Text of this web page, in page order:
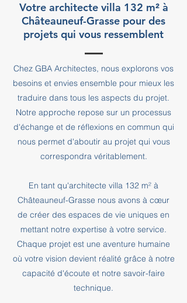
Votre architecte villa 132 m² à
Châteauneuf-Grasse pour des
projets qui vous ressemblent
Chez GBA Architectes, nous explorons vos
besoins et envies ensemble pour mieux les
traduire dans tous les aspects du projet.
Notre approche repose sur un processus
d'échange et de réflexions en commun qui
nous permet d'aboutir au projet qui vous
correspondra véritablement.
En tant qu'architecte villa 132 m² à
Châteauneuf-Grasse nous avons à cœur
de créer des espaces de vie uniques en
mettant notre expertise à votre service.
Chaque projet est une aventure humaine
où votre vision devient réalité grâce à notre
capacité d'écoute et notre savoir-faire
technique.